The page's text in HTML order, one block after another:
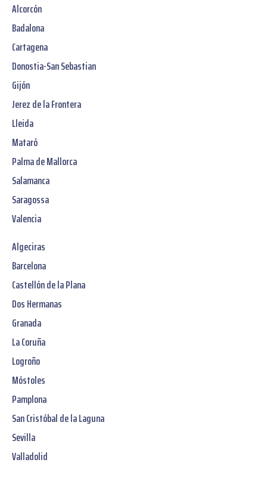
Alcorcón
Badalona
Cartagena
Donostia-San Sebastian
Gijón
Jerez de la Frontera
Lleida
Mataró
Palma de Mallorca
Salamanca
Saragossa
Valencia
Algeciras
Barcelona
Castellón de la Plana
Dos Hermanas
Granada
La Coruña
Logroño
Móstoles
Pamplona
San Cristóbal de la Laguna
Sevilla
Valladolid